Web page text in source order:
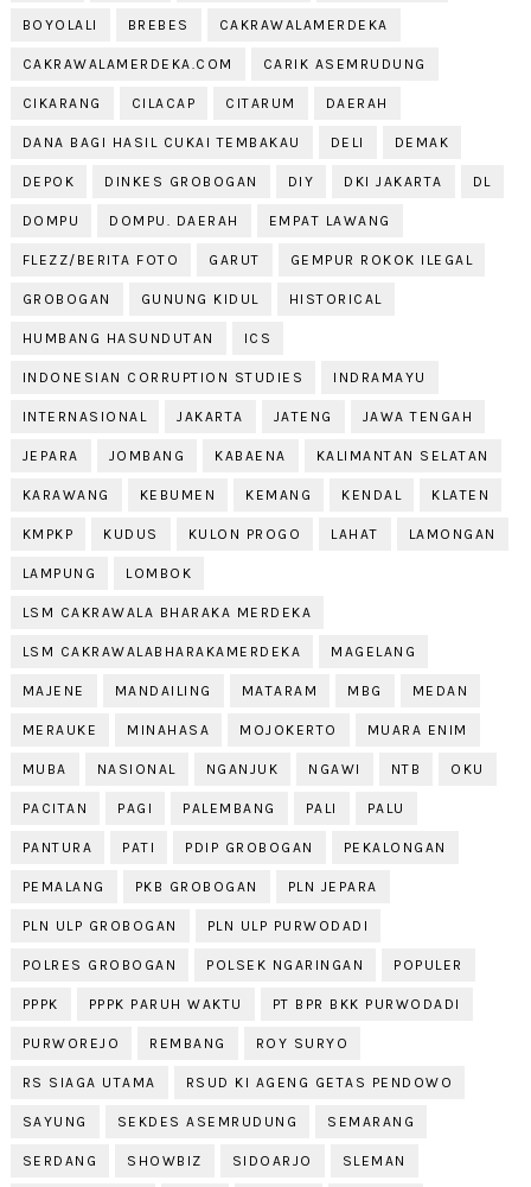
BOYOLALI BREBES CAKRAWALAMERDEKA
CAKRAWALAMERDEKA.COM CARIK ASEMRUDUNG
CIKARANG CILACAP CITARUM DAERAH
DANA BAGI HASIL CUKAI TEMBAKAU DELI DEMAK
DEPOK DINKES GROBOGAN DIY DKI JAKARTA DL
DOMPU DOMPU. DAERAH EMPAT LAWANG
FLEZZ/BERITA FOTO GARUT GEMPUR ROKOK ILEGAL
GROBOGAN GUNUNG KIDUL HISTORICAL
HUMBANG HASUNDUTAN ICS
INDONESIAN CORRUPTION STUDIES INDRAMAYU
INTERNASIONAL JAKARTA JATENG JAWA TENGAH
JEPARA JOMBANG KABAENA KALIMANTAN SELATAN
KARAWANG KEBUMEN KEMANG KENDAL KLATEN
KMPKP KUDUS KULON PROGO LAHAT LAMONGAN
LAMPUNG LOMBOK
LSM CAKRAWALA BHARAKA MERDEKA
LSM CAKRAWALABHARAKAMERDEKA MAGELANG
MAJENE MANDAILING MATARAM MBG MEDAN
MERAUKE MINAHASA MOJOKERTO MUARA ENIM
MUBA NASIONAL NGANJUK NGAWI NTB OKU
PACITAN PAGI PALEMBANG PALI PALU
PANTURA PATI PDIP GROBOGAN PEKALONGAN
PEMALANG PKB GROBOGAN PLN JEPARA
PLN ULP GROBOGAN PLN ULP PURWODADI
POLRES GROBOGAN POLSEK NGARINGAN POPULER
PPPK PPPK PARUH WAKTU PT BPR BKK PURWODADI
PURWOREJO REMBANG ROY SURYO
RS SIAGA UTAMA RSUD KI AGENG GETAS PENDOWO
SAYUNG SEKDES ASEMRUDUNG SEMARANG
SERDANG SHOWBIZ SIDOARJO SLEMAN